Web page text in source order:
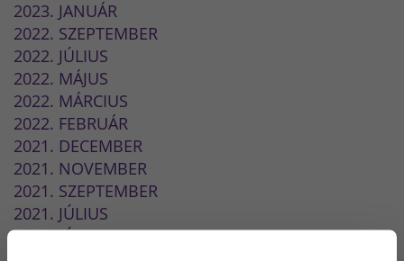
2023. JANUÁR
2022. SZEPTEMBER
2022. JÚLIUS
2022. MÁJUS
2022. MÁRCIUS
2022. FEBRUÁR
2021. DECEMBER
2021. NOVEMBER
2021. SZEPTEMBER
2021. JÚLIUS
2021. JÚNIUS